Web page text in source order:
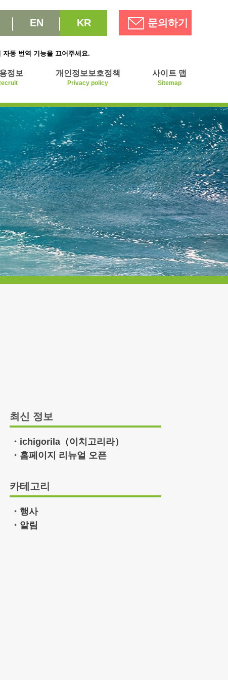
EN KR 문의하기
동 번역 기능을 끄어주세요.
정보 개인정보보호정책
Privacy policy
사이트 맵
Sitemap
최신 정보
ichigorila（이치고리라）
홈페이지 리뉴얼 오픈
카테고리
행사
알림